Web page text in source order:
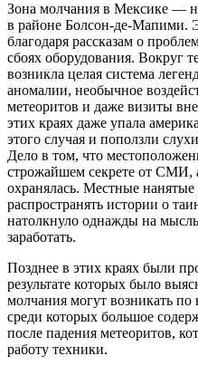
Зона молчания в Мексике —
в районе Болсон-де-Мапими.
благодаря рассказам о
сбоях оборудования. Вокруг
возникла целая система
аномалии, необычное
метеоритов и даже визиты
этих краях даже упала
этого случая и поползли
Дело в том, что
строжайшем секрете от СМИ,
охранялась. Местные
распространять истории о
натолкнуло однажды на
заработать.
Позднее в этих краях были
результате которых было
молчания могут возникать
среди которых большое
после падения метеоритов,
работу техники.